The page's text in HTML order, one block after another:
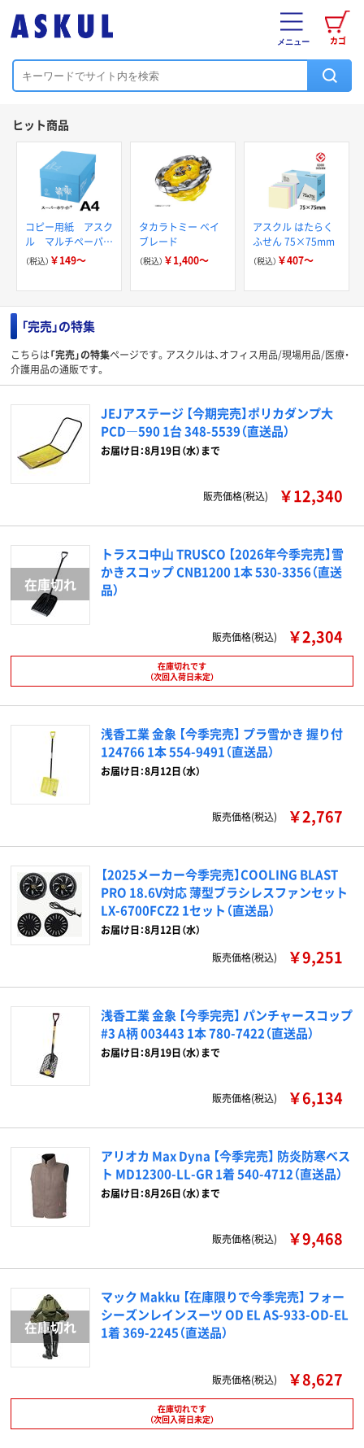
カゴ
メニュー
ヒット商品
コピー用紙 アスク
ル マルチペーパー
スーパーホワイト+
（税込） ￥149～
タカラトミー ベイ
ブレード
（税込） ￥1,400～
アスクル はたらく
ふせん 75×75mm
（税込） ￥407～
「完売」の特集
こちらは「完売」の特集ページです。アスクルは、オフィス用品/現場用品/医療・
介護用品の通販です。
JEJアステージ 【今期完売】ポリカダンプ大
PCD―590 1台 348-5539（直送品）
お届け日：8月19日（水）まで
販売価格(税込) ￥12,340
トラスコ中山 TRUSCO 【2026年今季完売】雪
かきスコップ CNB1200 1本 530-3356（直送
品）
販売価格(税込) ￥2,304
在庫切れです
（次回入荷日未定）
浅香工業 金象 【今季完売】 プラ雪かき 握り付
124766 1本 554-9491（直送品）
お届け日：8月12日（水）
販売価格(税込) ￥2,767
【2025メーカー今季完売】COOLING BLAST
PRO 18.6V対応 薄型ブラシレスファンセット
LX-6700FCZ2 1セット（直送品）
お届け日：8月12日（水）
販売価格(税込)
￥9,251
浅香工業 金象 【今季完売】 パンチャースコップ
#3 A柄 003443 1本 780-7422（直送品）
お届け日：8月19日（水）まで
販売価格(税込) ￥6,134
アリオカ Max Dyna 【今季完売】 防炎防寒ベス
ト MD12300-LL-GR 1着 540-4712（直送品）
お届け日：8月26日（水）まで
販売価格(税込) ￥9,468
マック Makku 【在庫限りで今季完売】 フォー
シーズンレインスーツ OD EL AS-933-OD-EL
1着 369-2245（直送品）
販売価格(税込) ￥8,627
在庫切れです
（次回入荷日未定）